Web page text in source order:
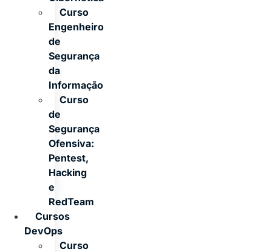
Curso
Engenheiro
de
Segurança
da
Informação
Curso
de
Segurança
Ofensiva:
Pentest,
Hacking
e
RedTeam
Cursos
DevOps
Curso